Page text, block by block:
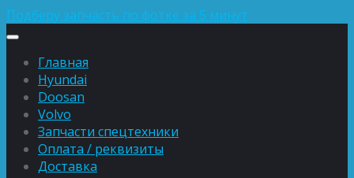
Подберу запчасть по фотке за 5 минут
Главная
Hyundai
Doosan
Volvo
Запчасти спецтехники
Оплата / реквизиты
Доставка